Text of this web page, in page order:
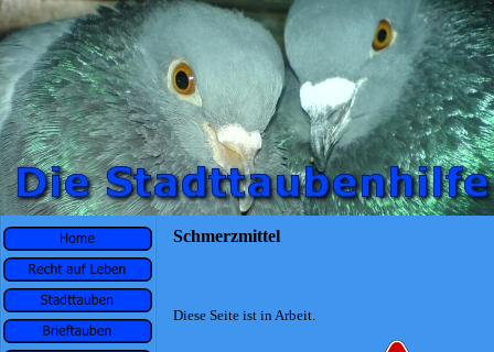
Schmerzmittel
Diese Seite ist in Arbeit.